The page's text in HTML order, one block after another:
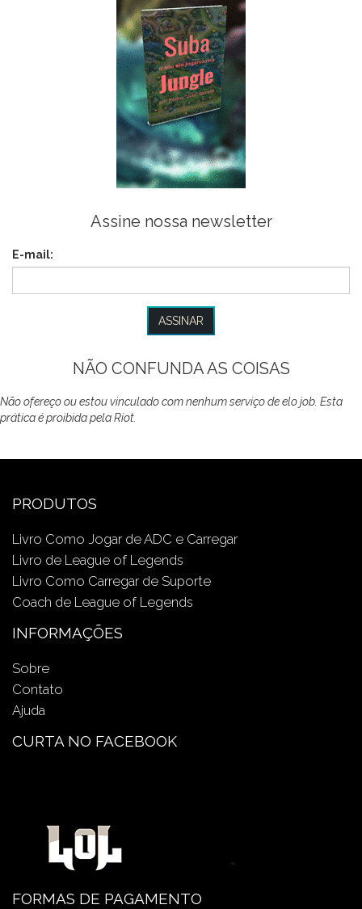
Assine nossa newsletter
E-mail:
NÃO CONFUNDA AS COISAS
Não ofereço ou estou vinculado com nenhum serviço de elo job. Esta
prática é proibida pela Riot.
PRODUTOS
Livro Como Jogar de ADC e Carregar
Livro de League of Legends
Livro Como Carregar de Suporte
Coach de League of Legends
INFORMAÇÕES
Sobre
Contato
Ajuda
CURTA NO FACEBOOK
FORMAS DE PAGAMENTO